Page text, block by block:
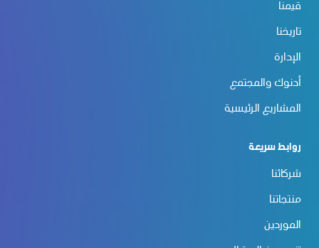
قيمنا
تاريخنا
الإدارة
أدنوك والمجتمع
المشاريع الرئيسية
روابط سريعة
شركائنا
منتجاتنا
الموردين